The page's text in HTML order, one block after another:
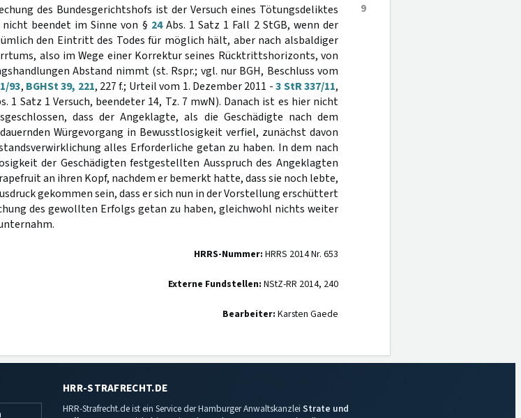
9
des Bundesgerichtshofs ist der Versuch eines Tötungsdeliktes
nicht beendet im Sinne von § 24Abs. 1 Satz 1 Fall 2 StGB, wenn der
den Eintritt des Todes für möglich hält, aber nach alsbaldiger
also im Wege einer Korrektur seines Rücktrittshorizonts, von
Abstand nimmt (st. Rspr.; vgl. nur BGH, Beschluss vom
93, BGHSt 39, 221, 227 f.; Urteil vom 1. Dezember 2011 -3 StR 337/11,
1 Satz 1 Versuch, beendeter 14, Tz. 7 mwN). Danach ist es hier nicht
dass der Angeklagte, als die Geschädigte nach dem
Würgevorgang in Bewusstlosigkeit verfiel, zunächst davon
alles Erforderliche getan zu haben. In dem nach
der Geschädigten festgestellten Ausspruch des Angeklagten
an ihren Kopf, nachdem er bemerkt hatte, dass sie noch lebte,
gekommen sein, dass er sich nun in der Vorstellung erschüttert
des gewollten Erfolgs getan zu haben, gleichwohl nichts weiter
HRRS-Nummer: HRRS 2014 Nr. 653
Externe Fundstellen: NStZ-RR 2014, 240
Bearbeiter: Karsten Gaede
HRR-STRAFRECHT.DE
HRR-Strafrecht.de ist ein Service der Hamburger Anwaltskanzlei Strate und